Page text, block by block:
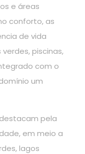
e áreas
conforto, as
de vida
piscinas,
com o
um
pela
em meio a
lagos